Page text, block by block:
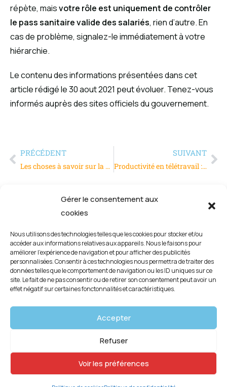
Gérer le consentement aux
cookies
Nous utilisons des technologies telles que les cookies pour stocker et/ou
accéder aux informations relatives aux appareils. Nous le faisons pour
améliorer l’expérience de navigation et pour afficher des publicités
personnalisées. Consentir à ces technologies nous permettra de traiter des
données telles que le comportement de navigation ou les ID uniques sur ce
site. Le fait de ne pas consentir ou de retirer son consentement peut avoir un
effet négatif sur certaines fonctonnalités et caractéristiques.
Accepter
Refuser
Voir les préférences
répète, maisvotre rôle est uniquement de contrôler
le pass sanitaire valide des salariés, rien d’autre. En
cas de problème, signalez-le immédiatement à votre
hiérarchie.
Le contenu des informations présentées dans cet
article rédigé le 30 aout 2021 peut évoluer. Tenez-vous
informés auprès des sites officiels du gouvernement.
PRÉCÉDENT
Les choses à savoir sur la benne DIB
SUIVANT
Productivité en télétravail : Votre entreprise est-elle gagnante ?
Politique de confidentialité
Politique de cookies (UE)
Copyright © 2026 | créé paridentite-web.com